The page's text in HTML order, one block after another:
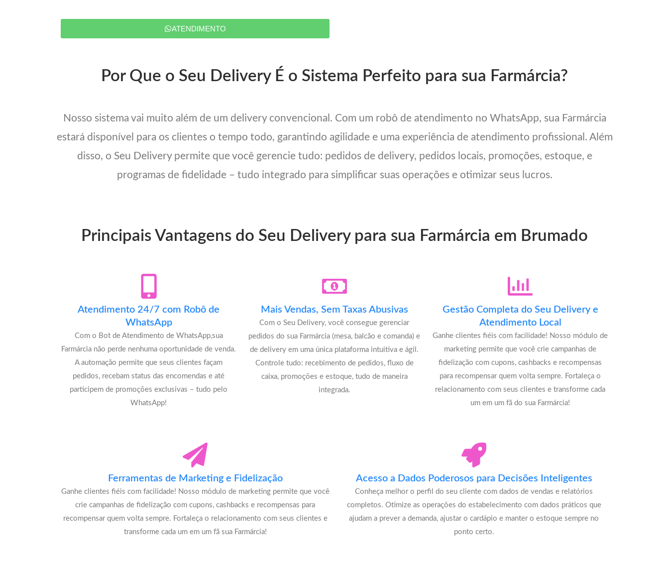
ATENDIMENTO
Por Que o Seu Delivery É o Sistema Perfeito para sua Farmárcia?
Nosso sistema vai muito além de um delivery convencional. Com um robô de atendimento no WhatsApp, sua Farmárcia
estará disponível para os clientes o tempo todo, garantindo agilidade e uma experiência de atendimento profissional. Além
disso, o Seu Delivery permite que você gerencie tudo: pedidos de delivery, pedidos locais, promoções, estoque, e
programas de fidelidade – tudo integrado para simplificar suas operações e otimizar seus lucros.
Principais Vantagens do Seu Delivery para sua Farmárcia em Brumado
Atendimento 24/7 com Robô de
WhatsApp
Com o Bot de Atendimento de WhatsApp,sua
Farmárcia não perde nenhuma oportunidade de venda.
A automação permite que seus clientes façam
pedidos, recebam status das encomendas e até
participem de promoções exclusivas – tudo pelo
WhatsApp!
Mais Vendas, Sem Taxas Abusivas
Com o Seu Delivery, você consegue gerenciar
pedidos do sua Farmárcia (mesa, balcão e comanda) e
de delivery em uma única plataforma intuitiva e ágil.
Controle tudo: recebimento de pedidos, fluxo de
caixa, promoções e estoque, tudo de maneira
integrada.
Gestão Completa do Seu Delivery e
Atendimento Local
Ganhe clientes fiéis com facilidade! Nosso módulo de
marketing permite que você crie campanhas de
fidelização com cupons, cashbacks e recompensas
para recompensar quem volta sempre. Fortaleça o
relacionamento com seus clientes e transforme cada
um em um fã do sua Farmárcia!
Ferramentas de Marketing e Fidelização
Ganhe clientes fiéis com facilidade! Nosso módulo de marketing permite que você
crie campanhas de fidelização com cupons, cashbacks e recompensas para
recompensar quem volta sempre. Fortaleça o relacionamento com seus clientes e
transforme cada um em um fã sua Farmárcia!
Acesso a Dados Poderosos para Decisões Inteligentes
Conheça melhor o perfil do seu cliente com dados de vendas e relatórios
completos. Otimize as operações do estabelecimento com dados práticos que
ajudam a prever a demanda, ajustar o cardápio e manter o estoque sempre no
ponto certo.